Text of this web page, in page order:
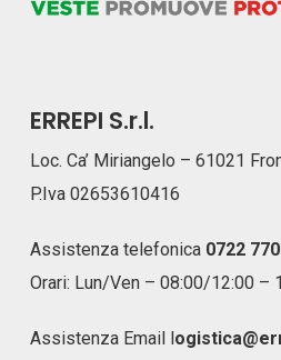
ERREPI S.r.l.
Loc. Ca’ Miriangelo – 61021
P.Iva 02653610416
Assistenza telefonica 0722
Orari: Lun/Ven – 08:00/12:00 –
Assistenza Email